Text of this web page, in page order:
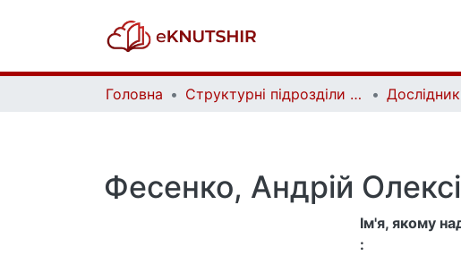
Головна Структурні підрозділи Київського національного університету імені Тараса Шевченка та Організації | Faculties, Institutes and Departments of Taras Shevchenko National University of Kyiv and Organizations
Фесенко, Андрій
Ім'я, якому
: